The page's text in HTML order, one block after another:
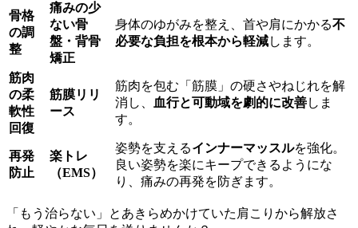
骨格
の調
整
痛みの少
ない骨
盤・背骨
矯正
身体のゆがみを整え、首や肩にかかる不
必要な負担を根本から軽減します。
筋肉
の柔
軟性
回復
筋膜リリ
ース
筋肉を包む「筋膜」の硬さやねじれを解
消し、 血行と可動域を劇的に改善しま
す。
再発
防止
楽トレ
（EMS）
姿勢を支えるインナーマッスルを強化。
良い姿勢を楽にキープできるようにな
り、痛みの再発を防ぎます。
「もう治らない」とあきらめかけていた肩こりから解放さ